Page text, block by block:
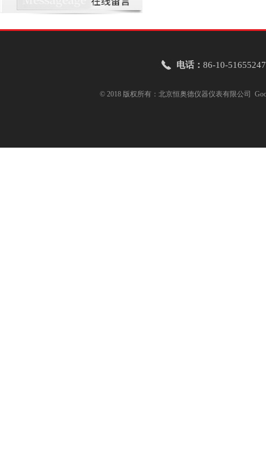
电话： 86-10-51655247
© 2018 版权所有：北京恒奥德仪器仪表有限公司